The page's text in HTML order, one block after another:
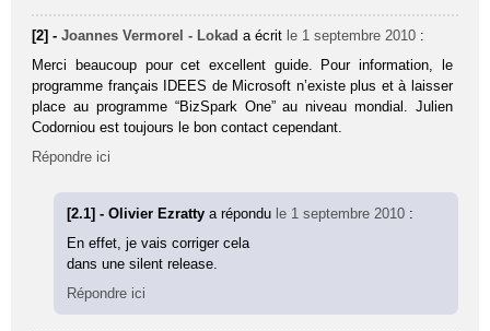
[2] -Joannes Vermorel - Lokad a écrit le 1 septembre 2010 :
Merci beaucoup pour cet excellent guide. Pour information, le
programme français IDEES de Microsoft n’existe plus et à laisser
place au programme “BizSpark One” au niveau mondial. Julien
Codorniou est toujours le bon contact cependant.
Répondre ici
[2.1] - Olivier Ezrattya répondu le 1 septembre 2010 :
En effet, je vais corriger cela
dans une silent release.
Répondre ici